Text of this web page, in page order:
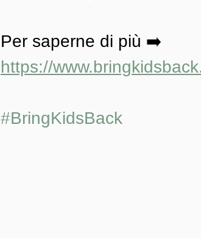
Per saperne di più ➡️
https://
#BringKidsBack